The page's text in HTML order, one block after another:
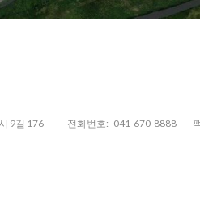
9길 176 전화번호: 041-670-8888